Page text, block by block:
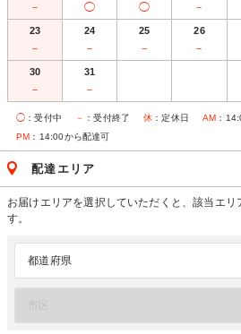
－ ◯ ◯ －
23
－
24
－
25
－
26
－
30
－
31
－
◯ ：受付中 － ：受付終了 休 ：定休日 AM ：
PM ：14:00から配達可
配達エリア
お届けエリアを選択していただくと、該当エリ
す。